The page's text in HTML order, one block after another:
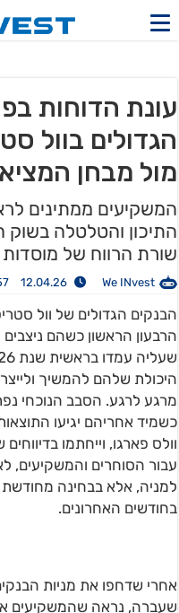
עונת הדוחות
הגדולים בוול
מול מבחן
המשקיעים ממתינים
התיכון והטלטלה בשוק
שורת הרווח של מוסדות
We INvest
12.04.26 10:57
הבנקים הגדולים של וול
הרבעון הראשון כשהם
היכולת שלהם להמשיך
מרגע לרגע. הסבב הנוכחי
כשמיד אחריהם יגיעו
וולס פארגו, וייחתמו
עבור הסוחרים והמשקיעים,
למניה, אלא בבחינה מחודשת
בחודשים האחרונים.
אחרי שדחפו את מניות
שעברה, נראה שהמשקיעים